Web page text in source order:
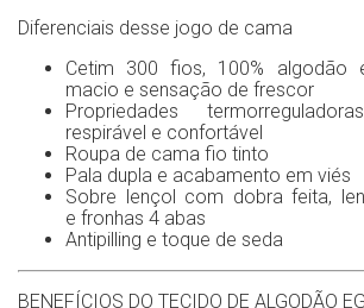
Diferenciais desse jogo de cama
Cetim 300 fios, 100% algodão
macio e sensação de frescor
Propriedades
respirável e confortável
Roupa de cama fio tinto
Pala dupla e acabamento em viés
Sobre lençol com dobra feita,
e fronhas 4 abas
Antipilling e toque de seda
BENEFÍCIOS DO TECIDO DE ALGODÃO